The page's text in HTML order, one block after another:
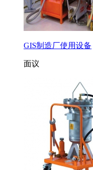
GIS制造厂使用设备
面议